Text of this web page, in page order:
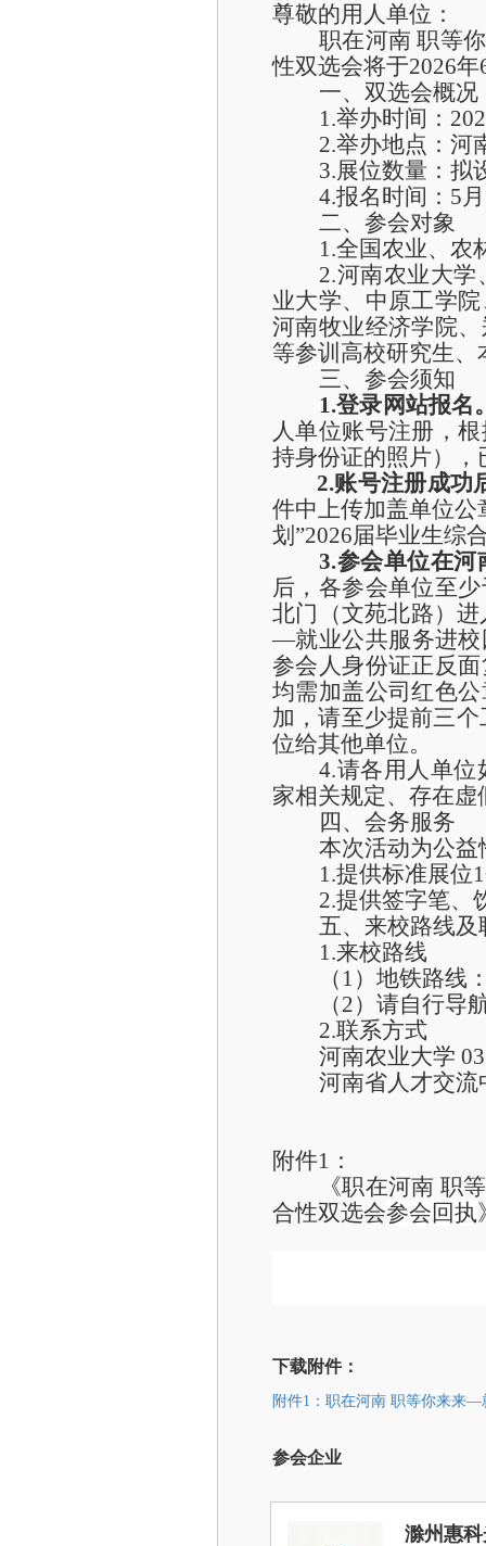
尊敬的用人单位：
职在河南 职等
性双选会将于2026年
一、双选会概况
1.举办时间：
2.举办地点： 河
3.展位数量：拟
4.报名时间：5月
二、参会对象
1.全国农业、农
2.河南农业大
业大学、中原工学
河南牧业经济学院
等参训高校研究生、
三、参会须知
1.登录网站报名
人单位账号注册，
持身份证的照片）
2.账号注册成功
件中上传加盖单位公
划”2026届毕业生综
3.参会单位在河
后， 各参会单位至
北门（文苑北路）
—就业公共服务进校
参会人身份证正反
均需加盖公司红色
加，请至少提前三
位给其他单位。
4.请各用人单位
家相关规定、存在
四、会务服务
本次活动为公
1.提供标准展位
2.提供签字笔、
五、来校路线及
1.来校路线
（ 1） 地铁路线
（2） 请自行导
2.联系方式
河南农业大学
河南省人才交流
附件1 ：
《职在河南 职
合性双选会参会回执
下载附件：
附件1：职在河南 职等你来来—
参会企业
滁州惠